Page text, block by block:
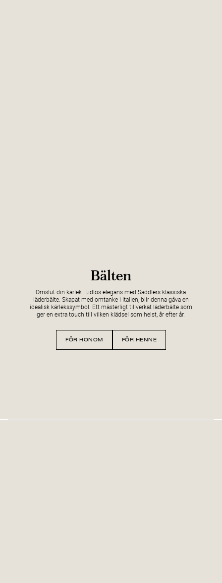
Bälten
Omslut din kärlek i tidlös elegans med Saddlers klassiska
läderbälte. Skapat med omtanke i Italien, blir denna gåva en
idealisk kärlekssymbol. Ett mästerligt tillverkat läderbälte som
ger en extra touch till vilken klädsel som helst, år efter år.
FÖR HONOM FÖR HENNE